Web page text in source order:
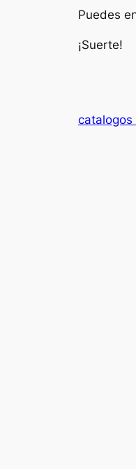
Puedes
¡Suerte!
catalogos